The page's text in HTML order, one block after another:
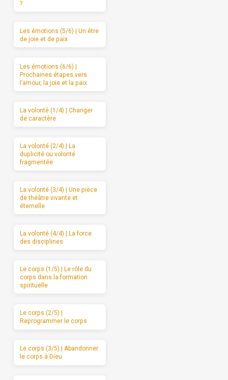
?
Les émotions (5/6) | Un être
de joie et de paix
Les émotions (6/6) |
Prochaines étapes vers
l’amour, la joie et la paix
La volonté (1/4) | Changer
de caractère
La volonté (2/4) | La
duplicité ou volonté
fragmentée
La volonté (3/4) | Une pièce
de théâtre vivante et
éternelle
La volonté (4/4) | La force
des disciplines
Le corps (1/5) | Le rôle du
corps dans la formation
spirituelle
Le corps (2/5) |
Reprogrammer le corps
Le corps (3/5) | Abandonner
le corps à Dieu